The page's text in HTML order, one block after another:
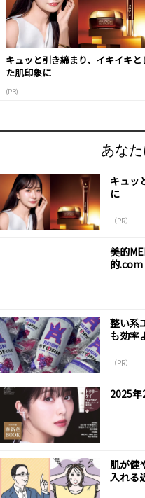
キュッと引き締まり、イキイキと
た肌印象に
(PR)
あな
キュッ
に
（PR）
美的
的.com
整い系
も効率
（PR）
2025
肌が健
入れる